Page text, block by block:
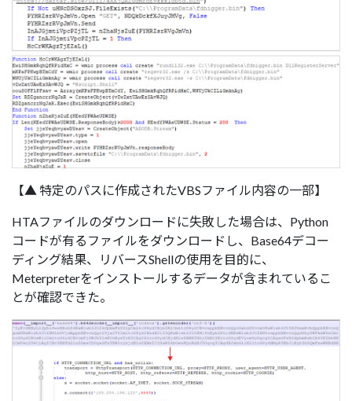
【▲ 特定のパスに作成されたVBSファイル内容の一部】
HTAファイルのダウンロードに失敗した場合は、Python
コードが有るファイルをダウンロードし、Base64デコー
ディング結果、リバースShellの使用を目的に、
Meterpreterをインストールするデータが含まれているこ
とが確認できた。